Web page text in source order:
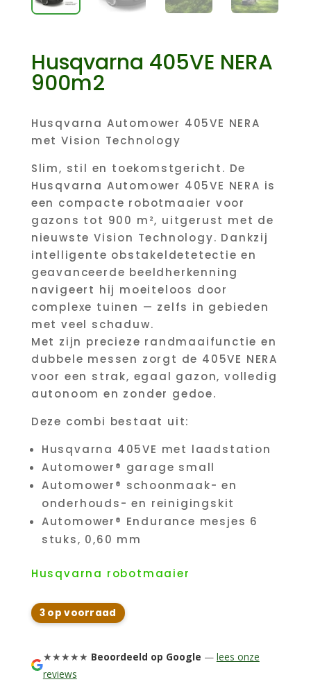
Husqvarna 405VE NERA
900m2
★★★★★ Beoordeeld op Google — lees onze
reviews
Husqvarna Automower 405VE NERA
met Vision Technology
Slim, stil en toekomstgericht. De
Husqvarna Automower 405VE NERA is
een compacte robotmaaier voor
gazons tot 900 m², uitgerust met de
nieuwste Vision Technology. Dankzij
intelligente obstakeldetetectie en
geavanceerde beeldherkenning
navigeert hij moeiteloos door
complexe tuinen — zelfs in gebieden
met veel schaduw.
Met zijn precieze randmaaifunctie en
dubbele messen zorgt de 405VE NERA
voor een strak, egaal gazon, volledig
autonoom en zonder gedoe.
Deze combi bestaat uit:
Husqvarna 405VE met laadstation
Automower® garage small
Automower® schoonmaak- en
onderhouds- en reinigingskit
Automower® Endurance mesjes 6
stuks, 0,60 mm
Husqvarna robotmaaier
3 op voorraad